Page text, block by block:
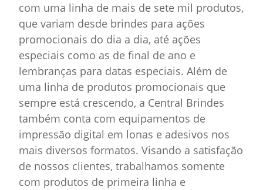
com uma linha de mais de sete mil produtos,
que variam desde brindes para ações
promocionais do dia a dia, até ações
especiais como as de final de ano e
lembranças para datas especiais. Além de
uma linha de produtos promocionais que
sempre está crescendo, a Central Brindes
também conta com equipamentos de
impressão digital em lonas e adesivos nos
mais diversos formatos. Visando a satisfação
de nossos clientes, trabalhamos somente
com produtos de primeira linha e